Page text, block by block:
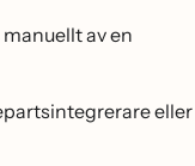
av en
eller